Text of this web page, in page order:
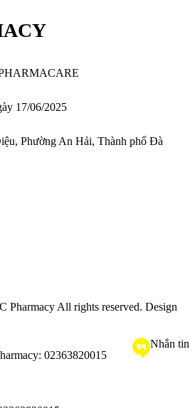
17/06/2025
Phường An Hải, Thành phố Đà
Pharmacy All rights reserved. Design
02363820015
Nhắn tin